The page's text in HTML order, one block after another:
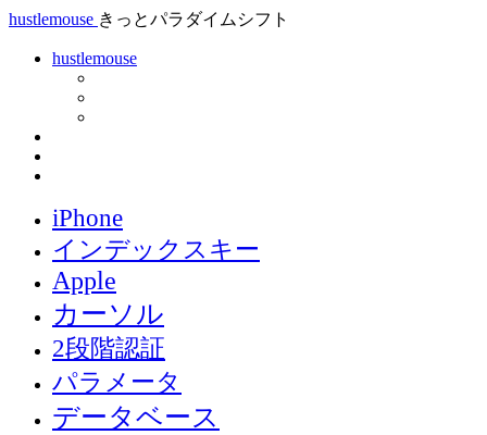
hustlemouse きっとパラダイムシフト
hustlemouse
iPhone
インデックスキー
Apple
カーソル
2段階認証
パラメータ
データベース